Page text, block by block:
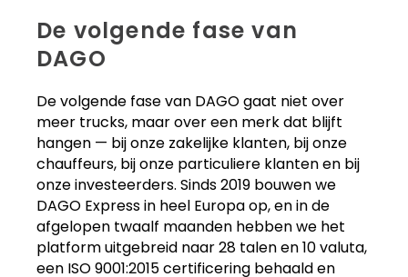
De volgende fase van
DAGO
De volgende fase van DAGO gaat niet over
meer trucks, maar over een merk dat blijft
hangen — bij onze zakelijke klanten, bij onze
chauffeurs, bij onze particuliere klanten en bij
onze investeerders. Sinds 2019 bouwen we
DAGO Express in heel Europa op, en in de
afgelopen twaalf maanden hebben we het
platform uitgebreid naar 28 talen en 10 valuta,
een ISO 9001:2015 certificering behaald en